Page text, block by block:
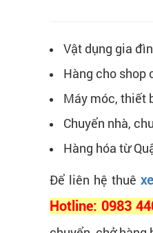
Vật dụng gia
Hàng cho shop
Máy móc, thiết
Chuyển nhà,
Hàng hóa từ
Để liên hệ thuê
Hotline: 0983